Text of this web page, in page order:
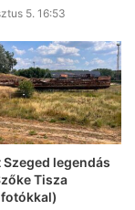
5. 16:53
legendás
Tisza